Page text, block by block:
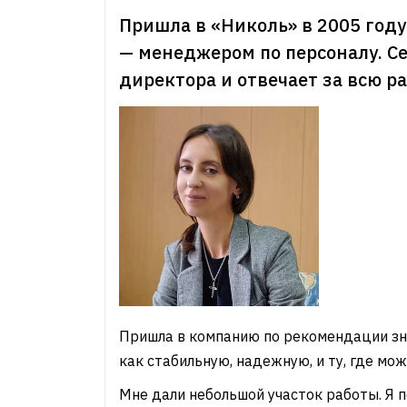
Пришла в «Николь» в 2005
— менеджером по персоналу.
директора и отвечает за всю
Пришла в компанию по рекомендации
как стабильную, надежную, и ту, где
Мне дали небольшой участок работы. Я